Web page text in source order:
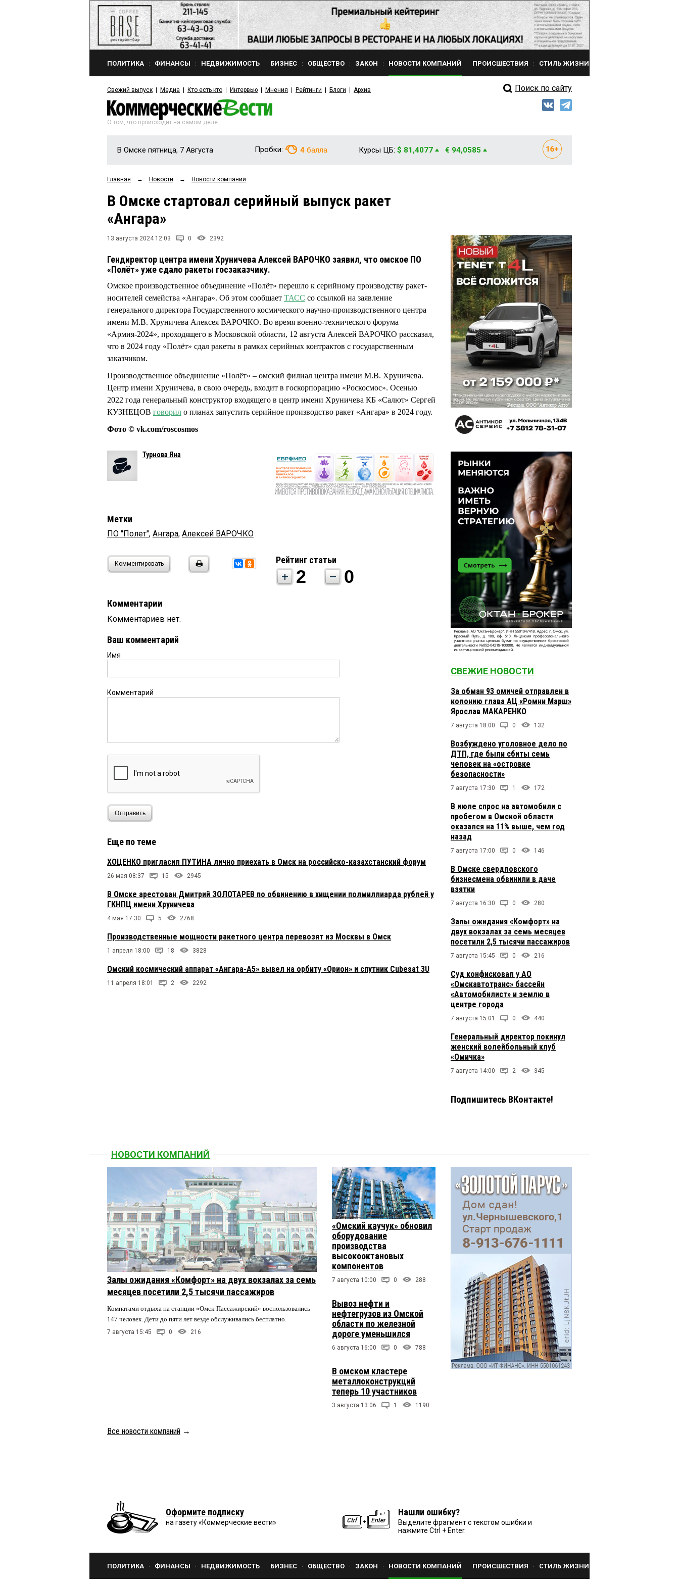
ПОЛИТИКА ФИНАНСЫ НЕДВИЖИМОСТЬ БИЗНЕС ОБЩЕСТВО ЗАКОН НОВОСТИ КОМПАНИЙ ПРОИСШЕСТВИЯ СТИЛЬ ЖИЗНИ
Свежий выпуск Медиа Кто есть кто Интервью Мнения Рейтинги Блоги Архив Поиск по сайту
О том, что происходит на самом деле
В Омске пятница, 7 Августа Пробки: 4 балла Курсы ЦБ: $ 81,4077 € 94,0585
Главная → Новости → Новости компаний
В Омске стартовал серийный выпуск ракет
«Ангара»
13 августа 2024 12:03 0 2392
Гендиректор центра имени Хруничева Алексей ВАРОЧКО заявил, что омское ПО
«Полёт» уже сдало ракеты госзаказчику.
Омское производственное объединение «Полёт» перешло к серийному производству ракет-
носителей семейства «Ангара». Об этом сообщает ТАСС со ссылкой на заявление
генерального директора Государственного космического научно-производственного центра
имени М.В. Хруничева Алексея ВАРОЧКО. Во время военно-технического форума
«Армия-2024», проходящего в Московской области, 12 августа Алексей ВАРОЧКО рассказал,
что в 2024 году «Полёт» сдал ракеты в рамках серийных контрактов с государственным
заказчиком.
Производственное объединение «Полёт» – омский филиал центра имени М.В. Хруничева.
Центр имени Хруничева, в свою очередь, входит в госкорпорацию «Роскосмос». Осенью
2022 года генеральный конструктор входящего в центр имени Хруничева КБ «Салют» Сергей
КУЗНЕЦОВ говорил о планах запустить серийное производство ракет «Ангара» в 2024 году.
Фото © vk.com/roscosmos
Турнова Яна
Метки
ПО "Полет", Ангара, Алексей ВАРОЧКО
Комментировать Рейтинг статьи
2 0
Комментарии
Комментариев нет.
Ваш комментарий
Имя
Комментарий
Отправить
Еще по теме
ХОЦЕНКО пригласил ПУТИНА лично приехать в Омск на российско-казахстанский форум
26 мая 08:37 15 2945
В Омске арестован Дмитрий ЗОЛОТАРЕВ по обвинению в хищении полмиллиарда рублей у
ГКНПЦ имени Хруничева
4 мая 17:30 5 2768
Производственные мощности ракетного центра перевозят из Москвы в Омск
1 апреля 18:00 18 3828
Омский космический аппарат «Ангара-А5» вывел на орбиту «Орион» и спутник Cubesat 3U
11 апреля 18:01 2 2292
СВЕЖИЕ НОВОСТИ
За обман 93 омичей отправлен в
колонию глава АЦ «Ромни Марш»
Ярослав МАКАРЕНКО
7 августа 18:00 0 132
Возбуждено уголовное дело по
ДТП, где были сбиты семь
человек на «островке
безопасности»
7 августа 17:30 1 172
В июле спрос на автомобили с
пробегом в Омской области
оказался на 11% выше, чем год
назад
7 августа 17:00 0 146
В Омске свердловского
бизнесмена обвинили в даче
взятки
7 августа 16:30 0 280
Залы ожидания «Комфорт» на
двух вокзалах за семь месяцев
посетили 2,5 тысячи пассажиров
7 августа 15:45 0 216
Суд конфисковал у АО
«Омскавтотранс» бассейн
«Автомобилист» и землю в
центре города
7 августа 15:01 0 440
Генеральный директор покинул
женский волейбольный клуб
«Омичка»
7 августа 14:00 2 345
Подпишитесь ВКонтакте!
НОВОСТИ КОМПАНИЙ
Залы ожидания «Комфорт» на двух вокзалах за семь
месяцев посетили 2,5 тысячи пассажиров
Комнатами отдыха на станции «Омск-Пассажирский» воспользовались
147 человек. Дети до пяти лет везде обслуживались бесплатно.
7 августа 15:45 0 216
«Омский каучук» обновил
оборудование
производства
высокооктановых
компонентов
7 августа 10:00 0 288
Вывоз нефти и
нефтегрузов из Омской
области по железной
дороге уменьшился
6 августа 16:00 0 788
В омском кластере
металлоконструкций
теперь 10 участников
3 августа 13:06 1 1190
Все новости компаний →
Оформите подписку
на газету «Коммерческие вести»
Нашли ошибку?
Выделите фрагмент с текстом ошибки и
нажмите Ctrl + Enter.
ПОЛИТИКА ФИНАНСЫ НЕДВИЖИМОСТЬ БИЗНЕС ОБЩЕСТВО ЗАКОН НОВОСТИ КОМПАНИЙ ПРОИСШЕСТВИЯ СТИЛЬ ЖИЗНИ